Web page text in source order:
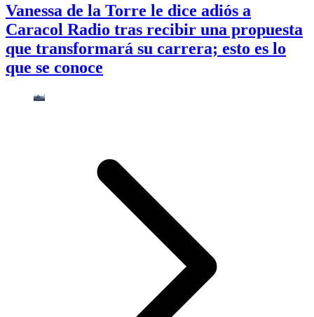
Vanessa de la Torre le dice adiós a
Caracol Radio tras recibir una propuesta
que transformará su carrera; esto es lo
que se conoce